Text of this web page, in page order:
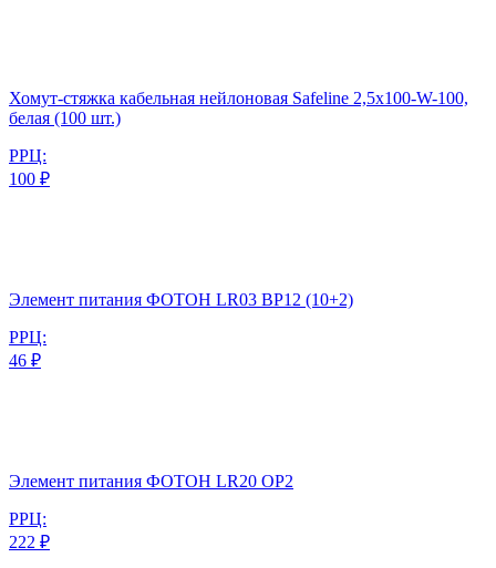
Хомут-стяжка кабельная нейлоновая Safeline 2,5x100-W-100,
белая (100 шт.)
РРЦ:
100 ₽
Элемент питания ФОТОН LR03 BP12 (10+2)
РРЦ:
46 ₽
Элемент питания ФОТОН LR20 ОP2
РРЦ:
222 ₽